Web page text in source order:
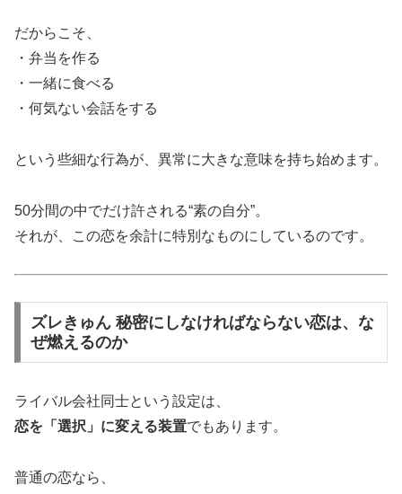
だからこそ、
・弁当を作る
・一緒に食べる
・何気ない会話をする
という些細な行為が、異常に大きな意味を持ち始めます。
50分間の中でだけ許される“素の自分”。
それが、この恋を余計に特別なものにしているのです。
ズレきゅん 秘密にしなければならない恋は、な
ぜ燃えるのか
ライバル会社同士という設定は、
恋を「選択」に変える装置でもあります。
普通の恋なら、